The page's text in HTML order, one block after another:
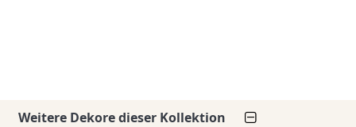
Weitere Dekore dieser Kollektion